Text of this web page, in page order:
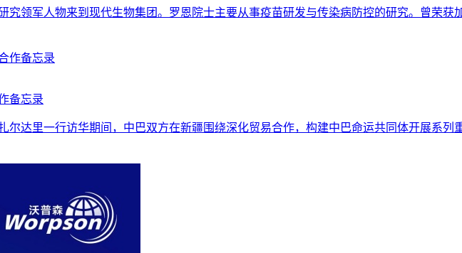
领军人物来到现代生物集团。罗恩院士主要从事疫苗研发与传染病防控的研究。曾荣获
备忘录
达里一行访华期间，中巴双方在新疆围绕深化贸易合作，构建中巴命运共同体开展系列